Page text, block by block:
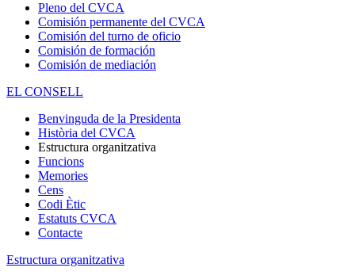
Pleno del CVCA
Comisión permanente del CVCA
Comisión del turno de oficio
Comisión de formación
Comisión de mediación
EL CONSELL
Benvinguda de la Presidenta
Història del CVCA
Estructura organitzativa
Funcions
Memories
Cens
Codi Ètic
Estatuts CVCA
Contacte
Estructura organitzativa